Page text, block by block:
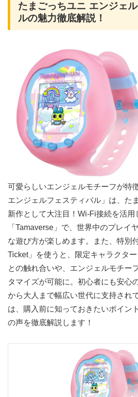
たまごっちユニ エンジェ
ルの魅力徹底解説！
可愛らしいエンジェルモチーフが特
エンジェルフェスティバル」は、た
新作として大注目！Wi-Fi接続を活用
「Tamaverse」で、世界中のプレイ
な遊び方が楽しめます。また、特別
Ticket」を使うと、限定キャラクタ
との触れ合いや、エンジェルモチー
タマイズが可能に。初心者にも安心
から大人まで幅広い世代に支持され
は、購入前に知っておきたいポイン
の声を徹底解説します！